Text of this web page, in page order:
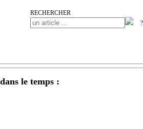
RECHERCHER
?
le temps :